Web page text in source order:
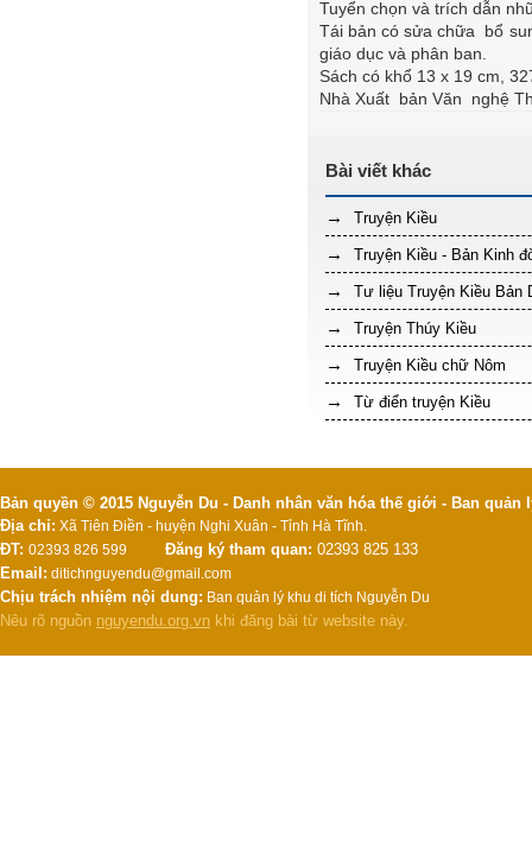
Tuyển chọn và trích dẫn
Tái bản có sửa chữa bổ
giáo dục và phân ban.
Sách có khổ 13 x 19 cm,
Nhà Xuất bản Văn nghệ
Truyện Kiều
Truyện Kiều - Bản Kinh
Tư liệu Truyện Kiều Bản
Truyện Thúy Kiều
Truyện Kiều chữ Nôm
Từ điển truyện Kiều
Bản quyền © 2015 Nguyễn Du - Danh nhân văn hóa thế giới - Ban
Địa chỉ: Xã Tiên Điền - huyện Nghi Xuân - Tỉnh Hà Tĩnh.
ĐT: 02393 826 599 Đăng ký tham quan: 02393 825 133
Email: ditichnguyendu@gmail.com
Chịu trách nhiệm nội dung: Ban quản lý khu di tích Nguyễn Du
Nêu rõ nguồn nguyendu.org.vn khi đăng bài từ website này.